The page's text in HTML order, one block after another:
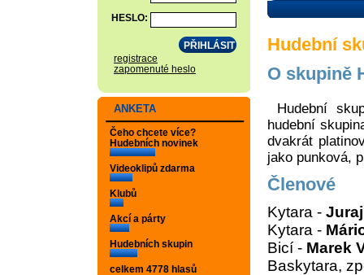
HESLO:
registrace
zapomenuté heslo
ANKETA
Čeho chcete více?
Hudebních novinek
Videoklipů zdarma
Klubů
Akcí a párty
Hudebních skupin
celkem 4778 hlasů
Hudební
O skupině
Hudební
hudební
dvakrát
jako punková,
Členové
Kytara -
Kytara -
Bicí - Marek
Baskytara,